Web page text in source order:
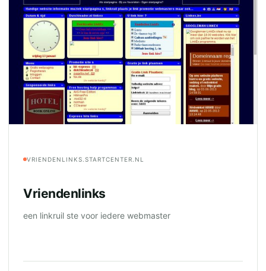
VRIENDENLINKS.STARTCENTER.NL
Vriendenlinks
een linkruil ste voor iedere webmaster